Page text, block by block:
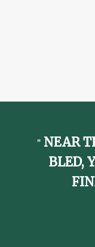
NEAR
BLED,